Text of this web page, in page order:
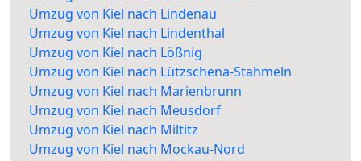
Umzug von Kiel nach Lindenau
Umzug von Kiel nach Lindenthal
Umzug von Kiel nach Lößnig
Umzug von Kiel nach Lützschena-Stahmeln
Umzug von Kiel nach Marienbrunn
Umzug von Kiel nach Meusdorf
Umzug von Kiel nach Miltitz
Umzug von Kiel nach Mockau-Nord